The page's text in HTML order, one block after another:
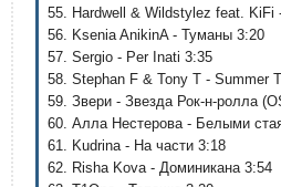
55. Hardwell & Wildstylez feat. KiFi
56. Ksenia AnikinA - Туманы 3:20
57. Sergio - Per Inati 3:35
58. Stephan F & Tony T - Summer
59. Звери - Звезда Рок-н-ролла
60. Алла Нестерова - Белыми
61. Kudrina - На части 3:18
62. Risha Kova - Доминикана 3:54